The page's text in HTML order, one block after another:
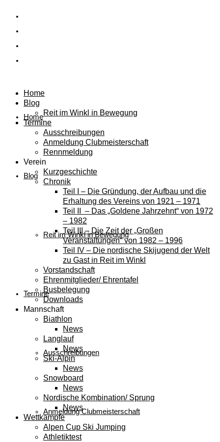
Home
Blog
Reit im Winkl in Bewegung
Termine
Ausschreibungen
Anmeldung Clubmeisterschaft
Home
Blog
Reit im Winkl in Bewegung
Termine
Ausschreibungen
Anmeldung Clubmeisterschaft
Rennmeldung
Verein
Kurzgeschichte
Chronik
Teil I – Die Gründung, der Aufbau und die
Erhaltung des Vereins von 1921 – 1971
Teil II – Das „Goldene Jahrzehnt“ von 1972
– 1982
Teil III – Die Zeit der „Großen
Veranstaltungen“ von 1982 – 1996
Teil IV – Die nordische Skijugend der Welt
zu Gast in Reit im Winkl
Vorstandschaft
Ehrenmitglieder/ Ehrentafel
Busbelegung
Downloads
Mannschaft
Biathlon
News
Langlauf
News
Ski-Alpin
News
Snowboard
News
Nordische Kombination/ Sprung
News
Wettkämpfe
Alpen Cup Ski Jumping
Athletiktest